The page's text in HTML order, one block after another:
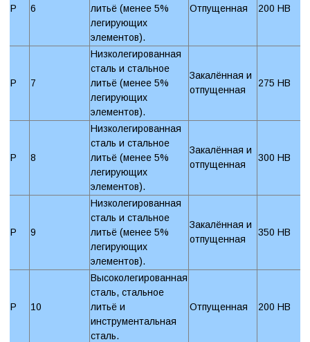
P 6
литьё (менее 5%
легирующих
элементов).
Отпущенная 200 HB
P 7
Низколегированная
сталь и стальное
литьё (менее 5%
легирующих
элементов).
Закалённая и
отпущенная
275 HB
P 8
Низколегированная
сталь и стальное
литьё (менее 5%
легирующих
элементов).
Закалённая и
отпущенная
300 HB
P 9
Низколегированная
сталь и стальное
литьё (менее 5%
легирующих
элементов).
Закалённая и
отпущенная
350 HB
P 10
Высоколегированная
сталь, стальное
литьё и
инструментальная
сталь.
Отпущенная 200 HB